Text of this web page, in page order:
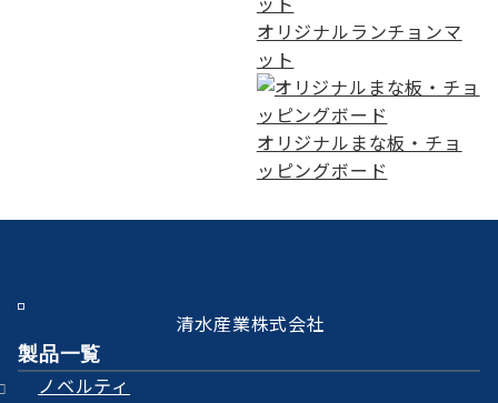
オリジナルランチョンマ
ット
オリジナルまな板・チョ
ッピングボード
清水産業株式会社
製品一覧
ノベルティ